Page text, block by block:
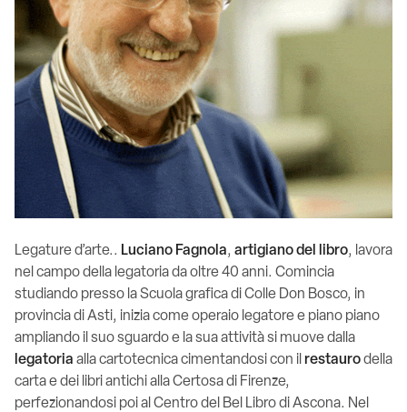
Legature d’arte.. Luciano Fagnola, artigiano del libro, lavora
nel campo della legatoria da oltre 40 anni. Comincia
studiando presso la Scuola grafica di Colle Don Bosco, in
provincia di Asti, inizia come operaio legatore e piano piano
ampliando il suo sguardo e la sua attività si muove dalla
legatoria alla cartotecnica cimentandosi con il restaurodella
carta e dei libri antichi alla Certosa di Firenze,
perfezionandosi poi al Centro del Bel Libro di Ascona. Nel